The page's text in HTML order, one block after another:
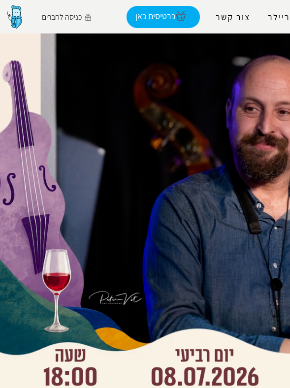
צור קשר כרטיסים כאן כניסה לחברים